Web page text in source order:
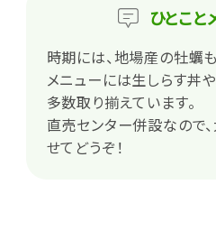
ひとこと
時期には、地場産の牡蠣
メニューには生しらす丼
多数取り揃えています。
直売センター併設なので
せてどうぞ！